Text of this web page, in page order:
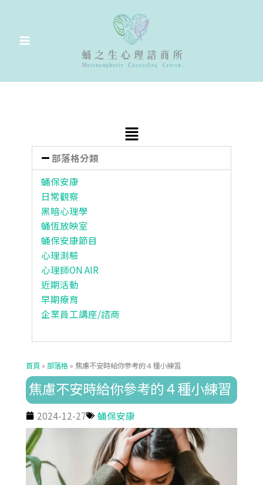
容
Main
部落格分類
蛹保安康
日常觀察
黑暗心理學
蛹恆放映室
蛹保安康節目
心理測驗
心理師ON AIR
近期活動
早期療育
企業員工講座/諮商
首頁» 部落格» 焦慮不安時給你參考的４種小練習
焦慮不安時給你參考的４種小練習
2024-12-27 蛹保安康